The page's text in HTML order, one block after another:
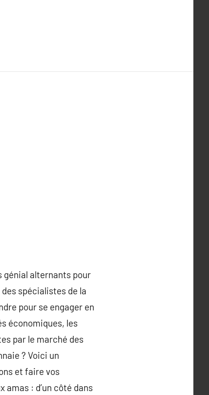
génial alternants pour
spécialistes de la
pour se engager en
économiques, les
par le marché des
? Voici un
et faire vos
: d’un côté dans